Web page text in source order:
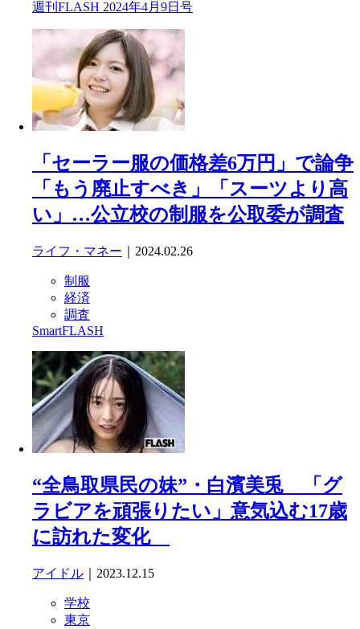
週刊FLASH 2024年4月9日号
「セーラー服の価格差6万円」で論争
「もう廃止すべき」「スーツより高
い」…公立校の制服を公取委が調査
ライフ・マネー ｜2024.02.26
制服
経済
調査
SmartFLASH
“全鳥取県民の妹”・白濱美兎 「グ
ラビアを頑張りたい」意気込む17歳
に訪れた変化
アイドル ｜2023.12.15
学校
東京